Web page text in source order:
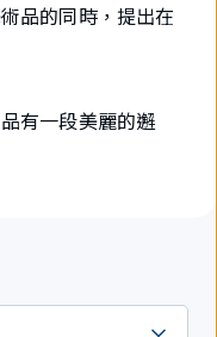
品的同時，提出在
有一段美麗的邂